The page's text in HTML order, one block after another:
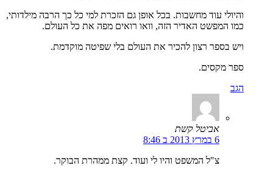
והיולי עוד מחשבות. בכל אופן גם הזכרת למי כל כך הרבה מילדותי,
כמו המפשט האדיר הזה, וואו רואים מפה את כל העולם.
ויש בספר רצון להכיר את העולם בלי שפיטה מוקדמת.
ספר מקסים.
הגב
אביטל קשת
6 במרץ 2013 ב 8:46
צ"ל המשפט והיו לי ועוד. קצת ממהרת הבוקר.